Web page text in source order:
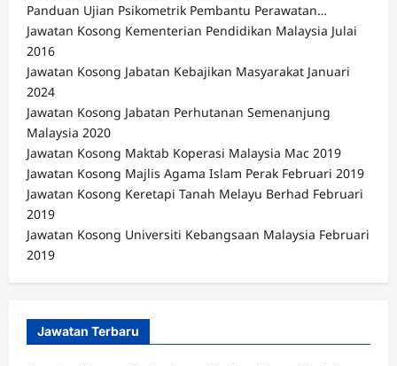
Panduan Ujian Psikometrik Pembantu Perawatan…
Jawatan Kosong Kementerian Pendidikan Malaysia Julai
2016
Jawatan Kosong Jabatan Kebajikan Masyarakat Januari
2024
Jawatan Kosong Jabatan Perhutanan Semenanjung
Malaysia 2020
Jawatan Kosong Maktab Koperasi Malaysia Mac 2019
Jawatan Kosong Majlis Agama Islam Perak Februari 2019
Jawatan Kosong Keretapi Tanah Melayu Berhad Februari
2019
Jawatan Kosong Universiti Kebangsaan Malaysia Februari
2019
Jawatan Terbaru